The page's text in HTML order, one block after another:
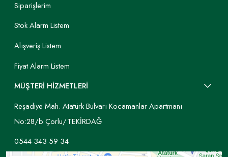
Siparişlerim
Stok Alarm Listem
Alışveriş Listem
Fiyat Alarm Listem
MÜŞTERİ HİZMETLERİ
Reşadiye Mah. Atatürk Bulvarı Kocamanlar Apartmanı
No:28/b Çorlu/TEKİRDAĞ
0544 343 59 34